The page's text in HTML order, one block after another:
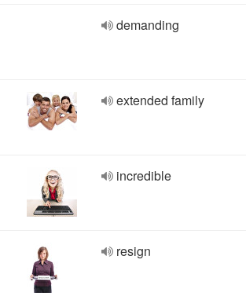
demanding
extended family
incredible
resign